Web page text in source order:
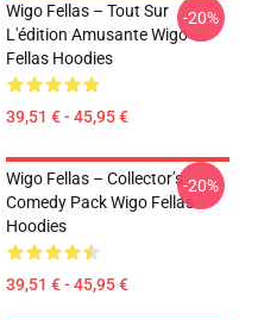
Wigo Fellas – Tout Sur
L'édition Amusante Wigo
Fellas Hoodies
39,51 € - 45,95 €
-20%
Wigo Fellas – Collector’s
Comedy Pack Wigo Fellas
Hoodies
39,51 € - 45,95 €
-20%